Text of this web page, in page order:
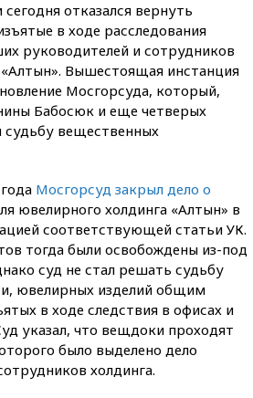
отказался вернуть
в ходе расследования
руководителей и сотрудников
Вышестоящая инстанция
Мосгорсуда, который,
Бабосюк и еще четверых
вещественных
Мосгорсуд закрыл дело о
ювелирного холдинга «Алтын» в
соответствующей статьи УК.
тогда были освобождены из-под
суд не стал решать судьбу
ювелирных изделий общим
в ходе следствия в офисах и
указал, что вещдоки проходят
было выделено дело
холдинга.